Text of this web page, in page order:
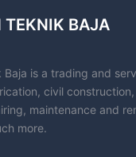
TEKNIK BAJA
Baja is a trading and
civil
maintenance and
more.